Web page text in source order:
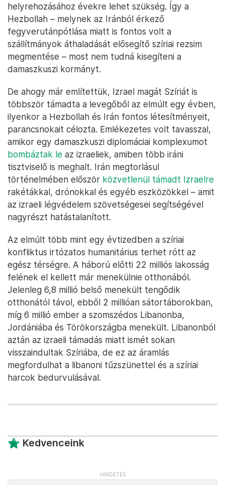
helyrehozásához évekre lehet szükség. Így a
Hezbollah – melynek az Iránból érkező
fegyverutánpótlása miatt is fontos volt a
szállítmányok áthaladását elősegítő szíriai rezsim
megmentése – most nem tudná kisegíteni a
damaszkuszi kormányt.
De ahogy már említettük, Izrael magát Szíriát is
többször támadta a levegőből az elmúlt egy évben,
ilyenkor a Hezbollah és Irán fontos létesítményeit,
parancsnokait célozta. Emlékezetes volt tavasszal,
amikor egy damaszkuszi diplomáciai komplexumot
bombáztak le az izraeliek, amiben több iráni
tisztviselő is meghalt. Irán megtorlásul
történelmében először közvetlenül támadt Izraelre
rakétákkal, drónokkal és egyéb eszközökkel – amit
az izraeli légvédelem szövetségesei segítségével
nagyrészt hatástalanított.
Az elmúlt több mint egy évtizedben a szíriai
konfliktus irtózatos humanitárius terhet rótt az
egész térségre. A háború előtti 22 milliós lakosság
felének el kellett már menekülnie otthonából.
Jelenleg 6,8 millió belső menekült tengődik
otthonától távol, ebből 2 millióan sátortáborokban,
míg 6 millió ember a szomszédos Libanonba,
Jordániába és Törökországba menekült. Libanonból
aztán az izraeli támadás miatt ismét sokan
visszaindultak Szíriába, de ez az áramlás
megfordulhat a libanoni tűzszünettel és a szíriai
harcok bedurvulásával.
Kedvenceink